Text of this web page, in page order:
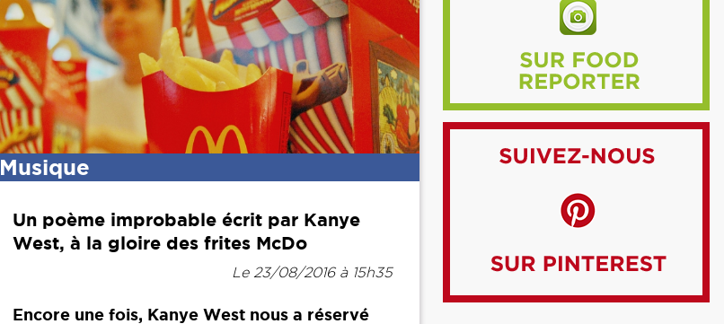
Musique
Un poème improbable écrit par Kanye
West, à la gloire des frites McDo
Le 23/08/2016 à 15h35
Encore une fois, Kanye West nous a réservé